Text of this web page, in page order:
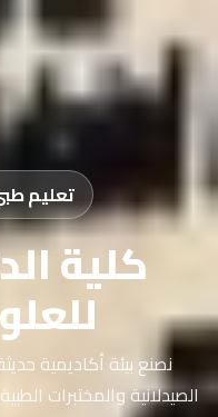
تعليم طبي
كلية
نصنع بيئة أكاديمية
الصيدلانية والمختبرات